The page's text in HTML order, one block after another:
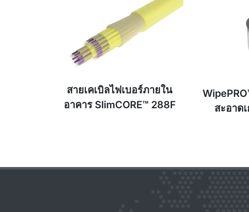
สายเคเบิลไฟเบอร์ภายใน
อาคาร SlimCORE™ 288F
สะอาด